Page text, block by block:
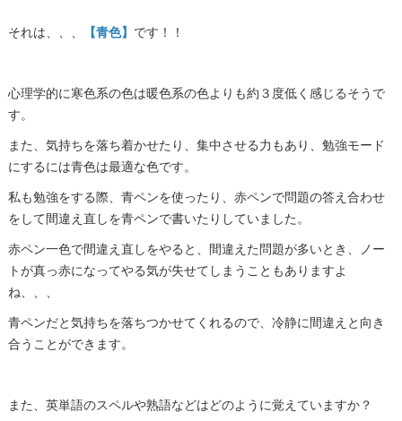
それは、、、 【青色】 です！！
心理学的に寒色系の色は暖色系の色よりも約３度低く感じるそうで
す。
また、気持ちを落ち着かせたり、集中させる力もあり、勉強モード
にするには青色は最適な色です。
私も勉強をする際、青ペンを使ったり、赤ペンで問題の答え合わせ
をして間違え直しを青ペンで書いたりしていました。
赤ペン一色で間違え直しをやると、間違えた問題が多いとき、ノー
トが真っ赤になってやる気が失せてしまうこともありますよ
ね、、、
青ペンだと気持ちを落ちつかせてくれるので、冷静に間違えと向き
合うことができます。
また、英単語のスペルや熟語などはどのように覚えていますか？